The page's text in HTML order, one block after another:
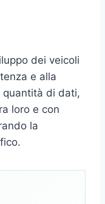
dei veicoli
e alla
di dati,
loro e con
la